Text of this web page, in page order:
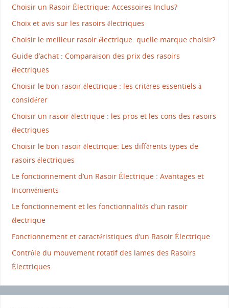
Choisir un Rasoir Électrique: Accessoires Inclus?
Choix et avis sur les rasoirs électriques
Choisir le meilleur rasoir électrique: quelle marque choisir?
Guide d’achat : Comparaison des prix des rasoirs
électriques
Choisir le bon rasoir électrique : les critères essentiels à
considérer
Choisir un rasoir électrique : les pros et les cons des rasoirs
électriques
Choisir le bon rasoir électrique: Les différents types de
rasoirs électriques
Le fonctionnement d’un Rasoir Électrique : Avantages et
Inconvénients
Le fonctionnement et les fonctionnalités d’un rasoir
électrique
Fonctionnement et caractéristiques d’un Rasoir Électrique
Contrôle du mouvement rotatif des lames des Rasoirs
Électriques